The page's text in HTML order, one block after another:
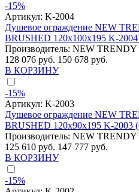
-15%
Артикул: K-2004
Душевое ограждение NEW
BRUSHED 120x100x195 K-
Производитель: NEW TRENDY
128 076 руб. 150 678 руб.
В КОРЗИНУ
-15%
Артикул: K-2003
Душевое ограждение NEW
BRUSHED 120x90x195 K-2003
Производитель: NEW TRENDY
125 610 руб. 147 777 руб.
В КОРЗИНУ
-15%